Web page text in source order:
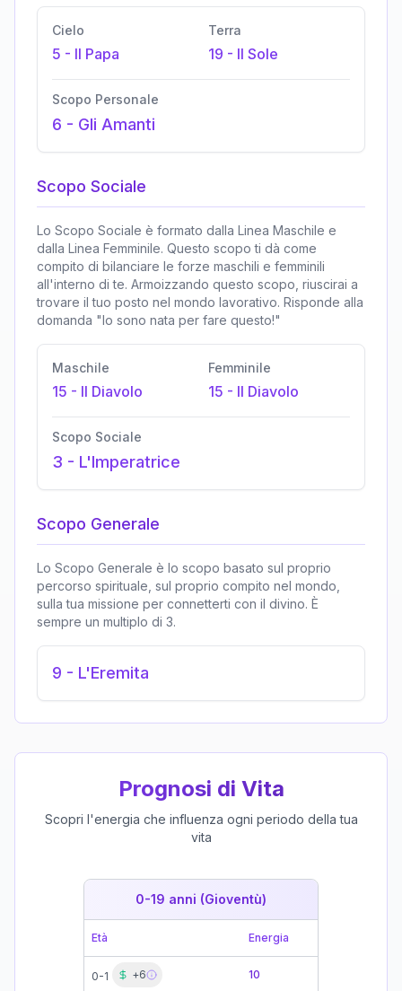
Cielo
5 - Il Papa
Terra
19 - Il Sole
Scopo Personale
6 - Gli Amanti
Scopo Sociale
Lo Scopo Sociale è formato dalla Linea Maschile e
dalla Linea Femminile. Questo scopo ti dà come
compito di bilanciare le forze maschili e femminili
all'interno di te. Armoizzando questo scopo, riuscirai a
trovare il tuo posto nel mondo lavorativo. Risponde alla
domanda "Io sono nata per fare questo!"
Maschile
15 - Il Diavolo
Femminile
15 - Il Diavolo
Scopo Sociale
3 - L'Imperatrice
Scopo Generale
Lo Scopo Generale è lo scopo basato sul proprio
percorso spirituale, sul proprio compito nel mondo,
sulla tua missione per connetterti con il divino. È
sempre un multiplo di 3.
9 - L'Eremita
Prognosi di Vita
Scopri l'energia che influenza ogni periodo della tua
vita
0-19 anni (Gioventù)
Età Energia
0-1 +6 10